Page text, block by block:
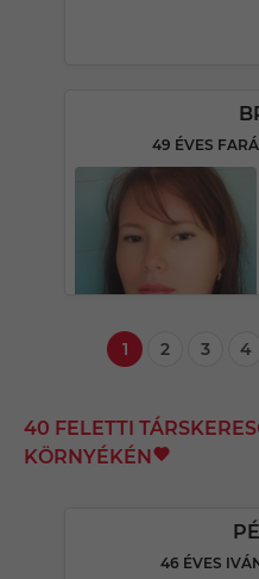
49 ÉVES
1 2 3 4
40 FELETTI
KÖRNYÉKÉN
46 ÉVES